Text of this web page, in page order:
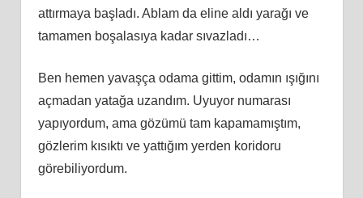
attırmaya başladı. Ablam da eline aldı yarağı ve
tamamen boşalasıya kadar sıvazladı…
Ben hemen yavaşça odama gittim, odamın ışığını
açmadan yatağa uzandım. Uyuyor numarası
yapıyordum, ama gözümü tam kapamamıştım,
gözlerim kısıktı ve yattığım yerden koridoru
görebiliyordum.